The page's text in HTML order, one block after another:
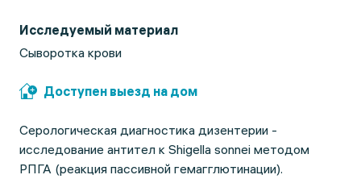
Исследуемый материал
Сыворотка крови
Доступен выезд на дом
Серологическая диагностика дизентерии -
исследование антител к Shigella sonnei методом
РПГА (реакция пассивной гемагглютинации).